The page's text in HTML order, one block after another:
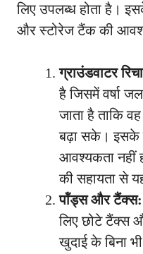
लिए उपलब्ध होता है।
और स्टोरेज टैंक की
ग्राउंडवाटर
है जिसमें वर्षा
जाता है ताकि
बढ़ा सके। इसके
आवश्यकता नहीं
की सहायता से
पॉंड्स और टैंक्स:
लिए छोटे टैंक्स
खुदाई के बिना